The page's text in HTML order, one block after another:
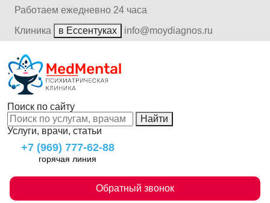
Работаем ежедневно 24 часа
Клиника
в Ессентуках info@moydiagnos.ru
Поиск по сайту
Найти
Услуги, врачи, статьи
+7 (969) 777-62-88
горячая линия
Обратный звонок